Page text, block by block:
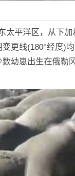
太平洋区，从下
更线(180°经度)
幼崽出生在俄勒